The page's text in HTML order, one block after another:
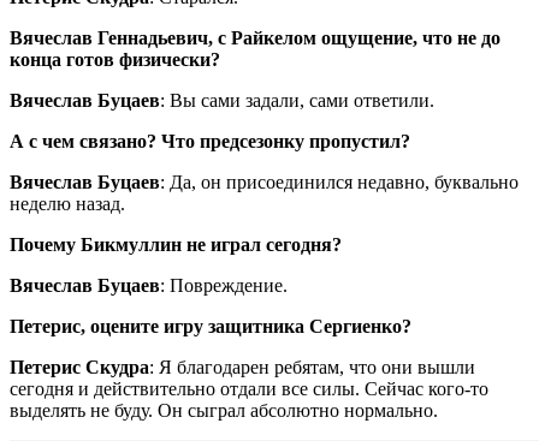
Вячеслав Геннадьевич, с Райкелом ощущение, что не до
конца готов физически?
Вячеслав Буцаев: Вы сами задали, сами ответили.
А с чем связано? Что предсезонку пропустил?
Вячеслав Буцаев: Да, он присоединился недавно, буквально
неделю назад.
Почему Бикмуллин не играл сегодня?
Вячеслав Буцаев: Повреждение.
Петерис, оцените игру защитника Сергиенко?
Петерис Скудра: Я благодарен ребятам, что они вышли
сегодня и действительно отдали все силы. Сейчас кого-то
выделять не буду. Он сыграл абсолютно нормально.